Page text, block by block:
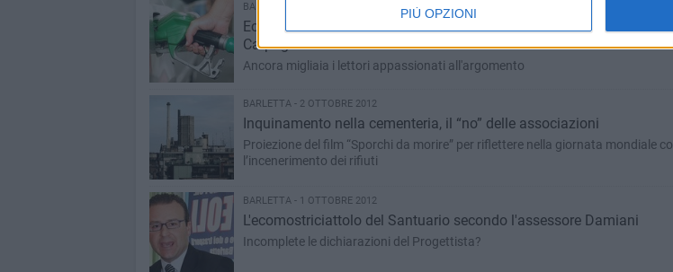
PIÙ OPZIONI
BARLETTA - 4 OTTOBRE 2012
Ecomostriciattolo del Santuario; un Cittadino scrive al progettista Ing.
Carpagnano
Ancora migliaia i lettori appassionati all'argomento
BARLETTA - 2 OTTOBRE 2012
Inquinamento nella cementeria, il “no” delle associazioni
Proiezione del film “Sporchi da morire” per riflettere nella giornata mondiale contro
l’incenerimento dei rifiuti
BARLETTA - 1 OTTOBRE 2012
L'ecomostriciattolo del Santuario secondo l'assessore Damiani
Incomplete le dichiarazioni del Progettista?